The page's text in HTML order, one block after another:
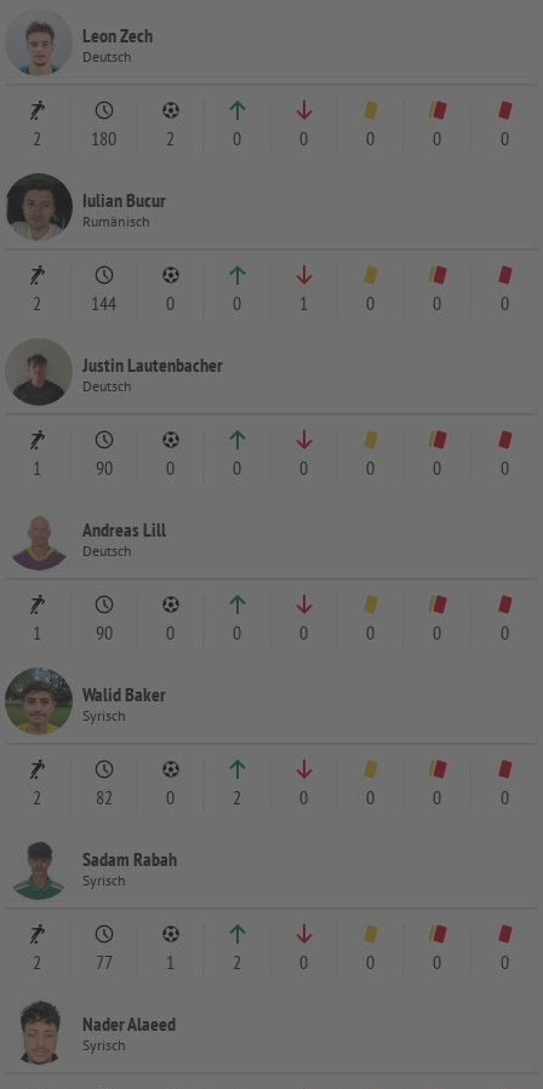
Leon Zech
Deutsch
2 180 2 0 0 0 0 0
Iulian Bucur
Rumänisch
2 144 0 0 1 0 0 0
Justin Lautenbacher
Deutsch
1 90 0 0 0 0 0 0
Andreas Lill
Deutsch
1 90 0 0 0 0 0 0
Walid Baker
Syrisch
2 82 0 2 0 0 0 0
Sadam Rabah
Syrisch
2 77 1 2 0 0 0 0
Nader Alaeed
Syrisch